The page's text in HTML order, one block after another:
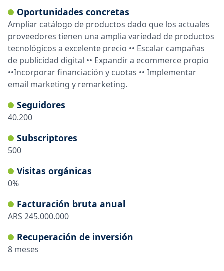
Oportunidades concretas
Ampliar catálogo de productos dado que los actuales
proveedores tienen una amplia variedad de productos
tecnológicos a excelente precio •• Escalar campañas
de publicidad digital •• Expandir a ecommerce propio
••Incorporar financiación y cuotas •• Implementar
email marketing y remarketing.
Seguidores
40.200
Subscriptores
500
Visitas orgánicas
0%
Facturación bruta anual
ARS 245.000.000
Recuperación de inversión
8 meses